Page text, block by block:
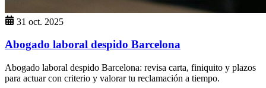
31 oct. 2025
Abogado laboral despido Barcelona
Abogado laboral despido Barcelona: revisa carta, finiquito y plazos
para actuar con criterio y valorar tu reclamación a tiempo.